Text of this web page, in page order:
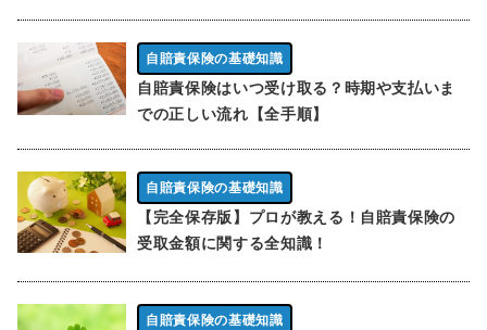
自賠責保険の基礎知識
自賠責保険はいつ受け取る？時期や支払いま
での正しい流れ【全手順】
自賠責保険の基礎知識
【完全保存版】プロが教える！自賠責保険の
受取金額に関する全知識！
自賠責保険の基礎知識